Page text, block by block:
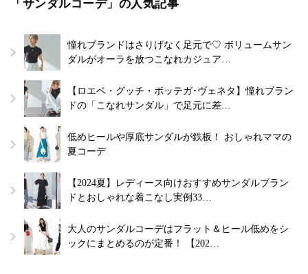
「サンダルコーデ」の人気記事
憧れブランドはさりげなく足元で♡ ボリュームサン
ダルがオーラを放つこなれカジュア…
【ロエベ・グッチ・ボッテガ･ヴェネタ】憧れブラン
ドの「こなれサンダル」で足元に差…
低めヒールや厚底サンダルが鉄板！ おしゃれママの
夏コーデ
【2024夏】レディース向けおすすめサンダルブラン
ドとおしゃれな着こなし実例33…
大人のサンダルコーデはフラット＆ヒール低めをシ
ックにまとめるのが定番！ 【202…